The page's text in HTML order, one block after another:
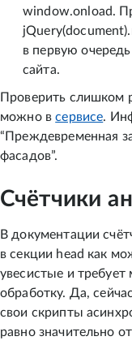
window.onload.
в первую
сайта.
Проверить слишком
можно всервисе.
“Преждевременная
фасадов”.
Счётчики
В документации
в секции head как
увесистые и
обработку. Да,
свои скрипты
равно значительно